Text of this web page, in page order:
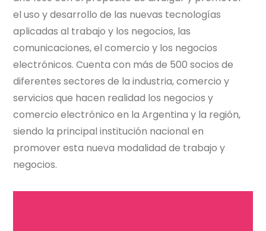
el uso y desarrollo de las nuevas tecnologías
aplicadas al trabajo y los negocios, las
comunicaciones, el comercio y los negocios
electrónicos. Cuenta con más de 500 socios de
diferentes sectores de la industria, comercio y
servicios que hacen realidad los negocios y
comercio electrónico en la Argentina y la región,
siendo la principal institución nacional en
promover esta nueva modalidad de trabajo y
negocios.